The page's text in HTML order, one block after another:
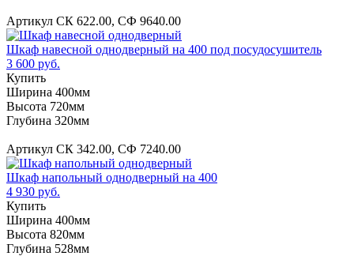
Артикул СК 622.00, СФ 9640.00
Шкаф навесной однодверный на 400 под посудосушитель
3 600 руб.
Купить
Ширина 400мм
Высота 720мм
Глубина 320мм
Артикул СК 342.00, СФ 7240.00
Шкаф напольный однодверный на 400
4 930 руб.
Купить
Ширина 400мм
Высота 820мм
Глубина 528мм